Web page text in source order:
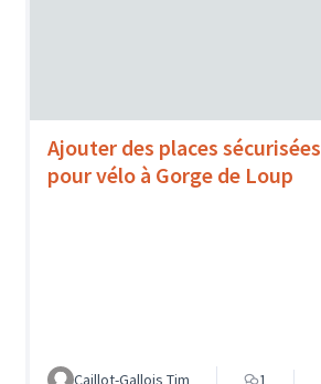
Ajouter des places sécurisées
pour vélo à Gorge de Loup
Caillot-Gallois Tim 1